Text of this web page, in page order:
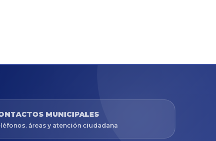
MUNICIPALES
áreas y atención ciudadana